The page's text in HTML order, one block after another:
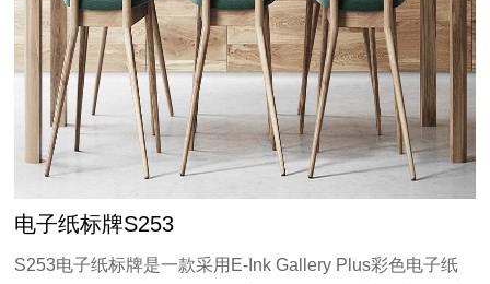
电子纸标牌S253
S253电子纸标牌是一款采用E-Ink Gallery Plus彩色电子纸